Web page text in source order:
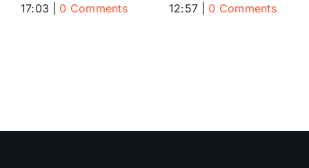
17:03 0 Comments 12:57 0 Comments